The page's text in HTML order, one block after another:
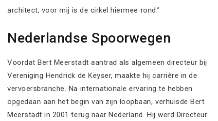
architect, voor mij is de cirkel hiermee rond.”
Nederlandse Spoorwegen
Voordat Bert Meerstadt aantrad als algemeen directeur bij
Vereniging Hendrick de Keyser, maakte hij carrière in de
vervoersbranche. Na internationale ervaring te hebben
opgedaan aan het begin van zijn loopbaan, verhuisde Bert
Meerstadt in 2001 terug naar Nederland. Hij werd Directeur